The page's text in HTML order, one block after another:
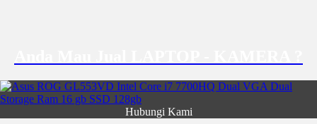
Hubungi Kami